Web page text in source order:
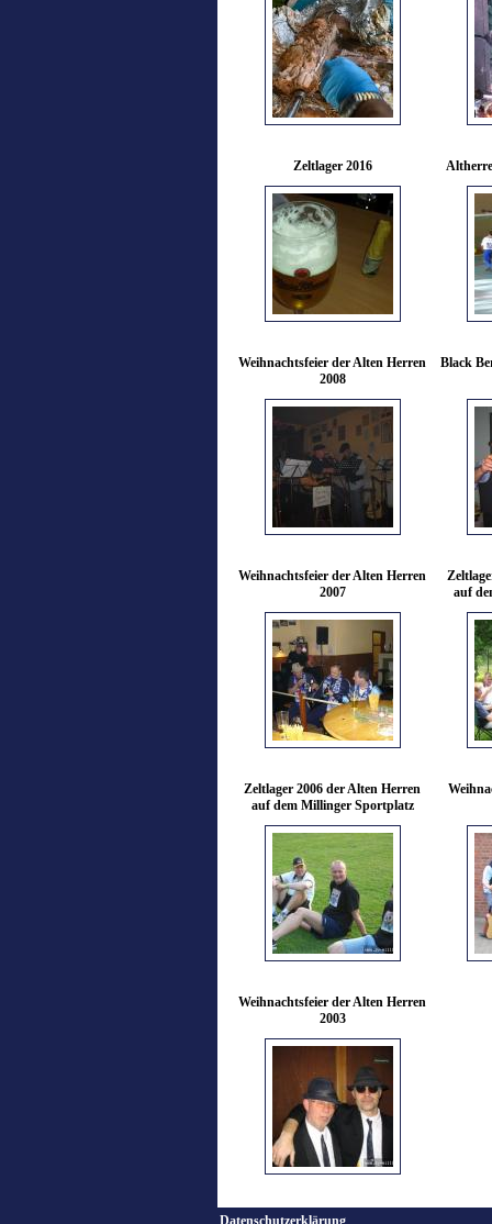
Zeltlager 2016
Weihnachtsfeier der Alten Herren
2008
Black
Weihnachtsfeier der Alten Herren
2007
auf
Zeltlager 2006 der Alten Herren
auf dem Millinger Sportplatz
Weihnachtsfeier der Alten Herren
2003
Datenschutzerklärung